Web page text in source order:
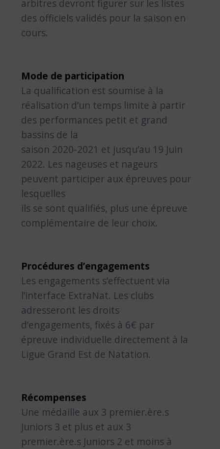
arbitres devront figurer sur les listes
des officiels validés pour la saison en
cours.
Mode de participation
La qualification est soumise à la
réalisation d’un temps limite à partir
des performances petit et grand
bassins de la
saison 2020-2021 et jusqu’au 19 Juin
2022. Les nageuses et nageurs
peuvent participer aux épreuves pour
lesquelles
ils se sont qualifiés, plus une épreuve
complémentaire de leur choix.
Procédures d’engagements
Les engagements s’effectuent via
l’interface ExtraNat. Les clubs
adresseront les droits
d’engagements, fixés à 6€ par
épreuve individuelle directement à la
Ligue Grand Est de Natation.
Récompenses
Une médaille aux 3 premier.ère.s
Juniors 3 et plus et aux 3
premier.ère.s Juniors 2 et moins à